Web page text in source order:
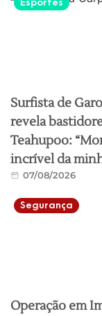
Esportes
Surfista de
revela
Teahupoo:
incrível da
07/08/2026
Segurança
Operação em